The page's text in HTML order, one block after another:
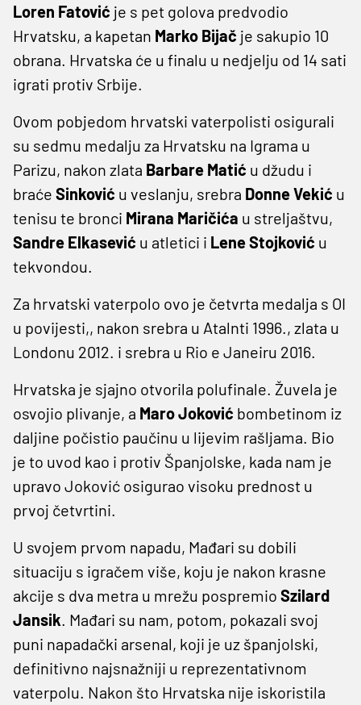
Loren Fatović je s pet golova predvodio
Hrvatsku, a kapetan Marko Bijač je sakupio 10
obrana. Hrvatska će u finalu u nedjelju od 14 sati
igrati protiv Srbije.
Ovom pobjedom hrvatski vaterpolisti osigurali
su sedmu medalju za Hrvatsku na Igrama u
Parizu, nakon zlata Barbare Matić u džudu i
braće Sinković u veslanju, srebra Donne Vekić u
tenisu te bronci Mirana Maričića u streljaštvu,
Sandre Elkasević u atletici i Lene Stojković u
tekvondou.
Za hrvatski vaterpolo ovo je četvrta medalja s OI
u povijesti,, nakon srebra u Atalnti 1996., zlata u
Londonu 2012. i srebra u Rio e Janeiru 2016.
Hrvatska je sjajno otvorila polufinale. Žuvela je
osvojio plivanje, a Maro Joković bombetinom iz
daljine počistio paučinu u lijevim rašljama. Bio
je to uvod kao i protiv Španjolske, kada nam je
upravo Joković osigurao visoku prednost u
prvoj četvrtini.
U svojem prvom napadu, Mađari su dobili
situaciju s igračem više, koju je nakon krasne
akcije s dva metra u mrežu pospremio Szilard
Jansik. Mađari su nam, potom, pokazali svoj
puni napadački arsenal, koji je uz španjolski,
definitivno najsnažniji u reprezentativnom
vaterpolu. Nakon što Hrvatska nije iskoristila